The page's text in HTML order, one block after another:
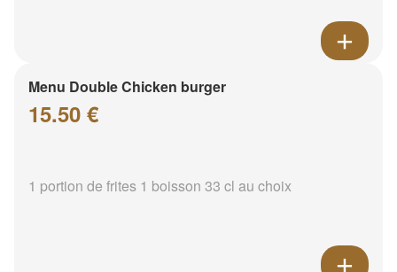
Menu Double Chicken burger
15.50 €
1 portion de frites 1 boisson 33 cl au choix